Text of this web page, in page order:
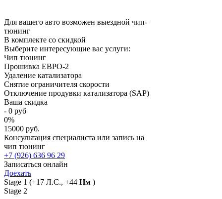
Для вашего авто возможен выездной чип-
тюнинг
В комплекте со скидкой
Выберите интересующие вас услуги:
Чип тюнинг
Прошивка ЕВРО-2
Удаление катализатора
Снятие ограничителя скорости
Отключение продувки катализатора (SAP)
Ваша скидка
- 0 руб
0%
15000 руб.
Консультация специалиста или запись на
чип тюнинг
+7 (926) 636 96 29
Записаться онлайн
Доехать
Stage 1 (+17 Л.С., +44 Нм )
Stage 2